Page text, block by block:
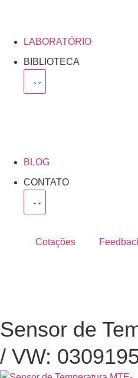
LABORATÓRIO
BIBLIOTECA
BLOG
CONTATO
Cotações
Sensor de
/ VW: